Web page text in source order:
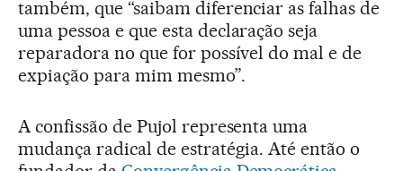
também, que “saibam diferenciar as falhas de
uma pessoa e que esta declaração seja
reparadora no que for possível do mal e de
expiação para mim mesmo”.
A confissão de Pujol representa uma
mudança radical de estratégia. Até então o